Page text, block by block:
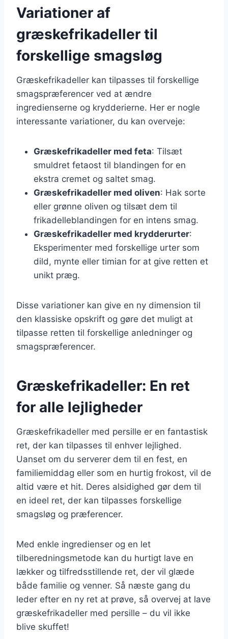
Variationer af
græskefrikadeller til
forskellige smagsløg
Græskefrikadeller kan tilpasses til forskellige
smagspræferencer ved at ændre
ingredienserne og krydderierne. Her er nogle
interessante variationer, du kan overveje:
Græskefrikadeller med feta: Tilsæt
smuldret fetaost til blandingen for en
ekstra cremet og saltet smag.
Græskefrikadeller med oliven: Hak sorte
eller grønne oliven og tilsæt dem til
frikadelleblandingen for en intens smag.
Græskefrikadeller med krydderurter:
Eksperimenter med forskellige urter som
dild, mynte eller timian for at give retten et
unikt præg.
Disse variationer kan give en ny dimension til
den klassiske opskrift og gøre det muligt at
tilpasse retten til forskellige anledninger og
smagspræferencer.
Græskefrikadeller: En ret
for alle lejligheder
Græskefrikadeller med persille er en fantastisk
ret, der kan tilpasses til enhver lejlighed.
Uanset om du serverer dem til en fest, en
familiemiddag eller som en hurtig frokost, vil de
altid være et hit. Deres alsidighed gør dem til
en ideel ret, der kan tilpasses forskellige
smagsløg og præferencer.
Med enkle ingredienser og en let
tilberedningsmetode kan du hurtigt lave en
lækker og tilfredsstillende ret, der vil glæde
både familie og venner. Så næste gang du
leder efter en ny ret at prøve, så overvej at lave
græskefrikadeller med persille – du vil ikke
blive skuffet!